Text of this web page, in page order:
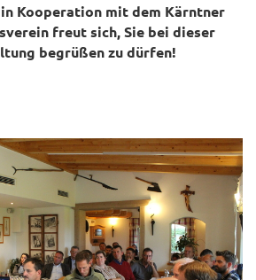
in Kooperation mit dem Kärntner
freut sich, Sie bei dieser
begrüßen zu dürfen!